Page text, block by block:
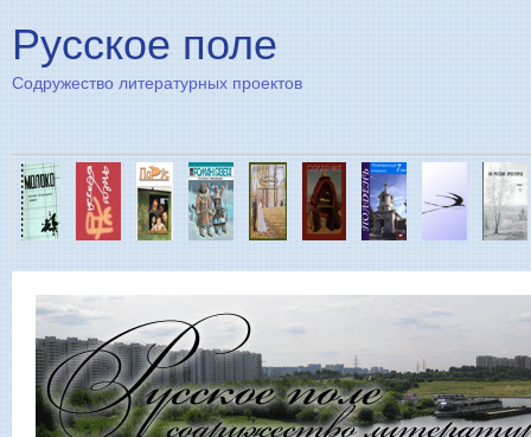
Русское поле
Содружество литературных проектов